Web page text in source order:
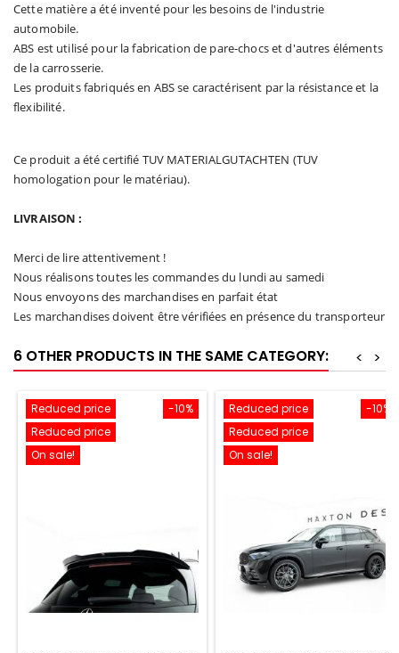
Cette matière a été inventé pour les besoins de l'industrie
automobile.
ABS est utilisé pour la fabrication de pare-chocs et d'autres éléments
de la carrosserie.
Les produits fabriqués en ABS se caractérisent par la résistance et la
flexibilité.
Ce produit a été certifié TUV MATERIALGUTACHTEN (TUV
homologation pour le matériau).
LIVRAISON :
Merci de lire attentivement !
Nous réalisons toutes les commandes du lundi au samedi
Nous envoyons des marchandises en parfait état
Les marchandises doivent être vérifiées en présence du transporteur
6 OTHER PRODUCTS IN THE SAME CATEGORY: >
<
-10%
Reduced price
Reduced price
On sale!
-10%
Reduced price
Reduced price
On sale!